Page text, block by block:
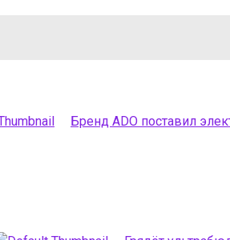
Бренд ADO поставил